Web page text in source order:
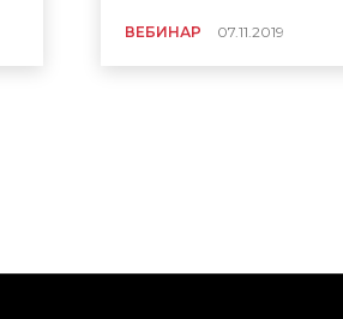
ВЕБИНАР 07.11.2019